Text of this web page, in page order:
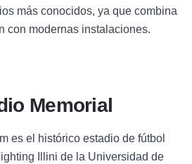
más conocidos, ya que combina
con modernas instalaciones.
Memorial
es el histórico estadio de fútbol
Illini de la Universidad de